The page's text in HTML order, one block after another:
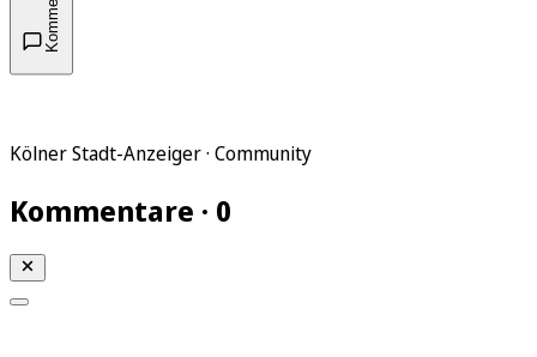
Kölner Stadt-Anzeiger · Community
Kommentare · 0